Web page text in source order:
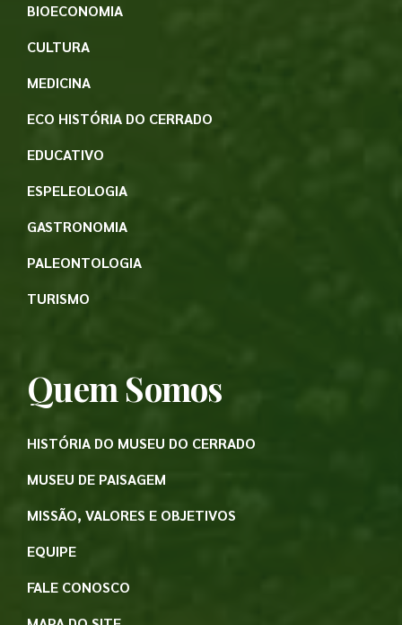
BIOECONOMIA
CULTURA
MEDICINA
ECO HISTÓRIA DO CERRADO
EDUCATIVO
ESPELEOLOGIA
GASTRONOMIA
PALEONTOLOGIA
TURISMO
Quem Somos
HISTÓRIA DO MUSEU DO CERRADO
MUSEU DE PAISAGEM
MISSÃO, VALORES E OBJETIVOS
EQUIPE
FALE CONOSCO